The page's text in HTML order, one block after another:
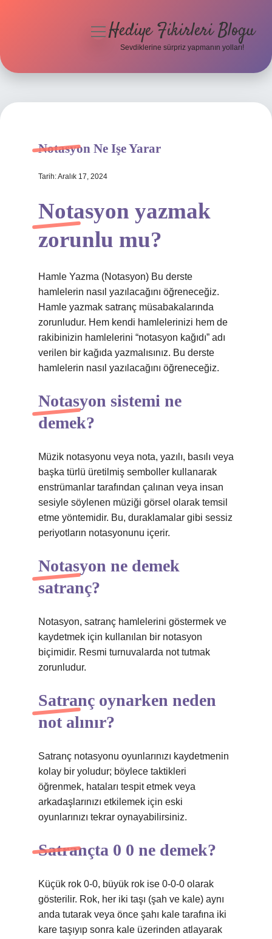
Hakkımızda
menüyüHediye Fikirleri Blogu
Sevdiklerine sürpriz yapmanın yolları!
Notasyon Ne Işe Yarar
Tarih: Aralık 17, 2024
Notasyon yazmak
zorunlu mu?
Hamle Yazma (Notasyon) Bu derste
hamlelerin nasıl yazılacağını öğreneceğiz.
Hamle yazmak satranç müsabakalarında
zorunludur. Hem kendi hamlelerinizi hem de
rakibinizin hamlelerini “notasyon kağıdı” adı
verilen bir kağıda yazmalısınız. Bu derste
hamlelerin nasıl yazılacağını öğreneceğiz.
Notasyon sistemi ne
demek?
Müzik notasyonu veya nota, yazılı, basılı veya
başka türlü üretilmiş semboller kullanarak
enstrümanlar tarafından çalınan veya insan
sesiyle söylenen müziği görsel olarak temsil
etme yöntemidir. Bu, duraklamalar gibi sessiz
periyotların notasyonunu içerir.
Notasyon ne demek
satranç?
Notasyon, satranç hamlelerini göstermek ve
kaydetmek için kullanılan bir notasyon
biçimidir. Resmi turnuvalarda not tutmak
zorunludur.
Satranç oynarken neden
not alınır?
Satranç notasyonu oyunlarınızı kaydetmenin
kolay bir yoludur; böylece taktikleri
öğrenmek, hataları tespit etmek veya
arkadaşlarınızı etkilemek için eski
oyunlarınızı tekrar oynayabilirsiniz.
Satrançta 0 0 ne demek?
Küçük rok 0-0, büyük rok ise 0-0-0 olarak
gösterilir. Rok, her iki taşı (şah ve kale) aynı
anda tutarak veya önce şahı kale tarafına iki
kare taşıyıp sonra kale üzerinden atlayarak